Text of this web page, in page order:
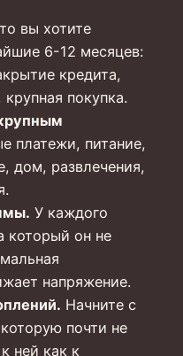
вы хотите
6-12 месяцев:
кредита,
покупка.
платежи, питание,
дом, развлечения,
У каждого
который он не
напряжение.
Начните с
почти не
ней как к